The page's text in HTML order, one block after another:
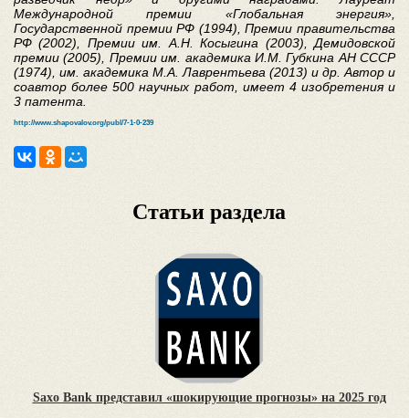
Международной премии «Глобальная энергия»,
Государственной премии РФ (1994), Премии правительства
РФ (2002), Премии им. А.Н. Косыгина (2003), Демидовской
премии (2005), Премии им. академика И.М. Губкина АН СССР
(1974), им. академика М.А. Лаврентьева (2013) и др. Автор и
соавтор более 500 научных работ, имеет 4 изобретения и
3 патента.
http://www.shapovalov.org/publ/7-1-0-239
Статьи раздела
Saxo Bank представил «шокирующие прогнозы» на 2025 год